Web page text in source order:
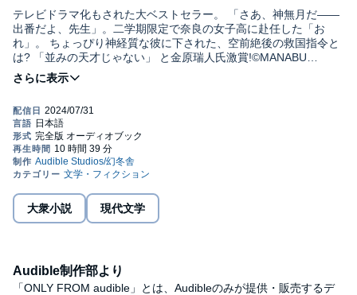
テレビドラマ化もされた大ベストセラー。 「さあ、神無月だ――
出番だよ、先生」。二学期限定で奈良の女子高に赴任した「お
れ」。 ちょっぴり神経質な彼に下された、空前絶後の救国指令と
は? 「並みの天才じゃない」 と金原瑞人氏激賞!©MANABU
MAKIME, GENTOSHA 2010 (P)2024 Audible, Inc.
大衆小説 現代文学
Audible制作部より
「ONLY FROM audible」とは、Audibleのみが提供・販売するデ